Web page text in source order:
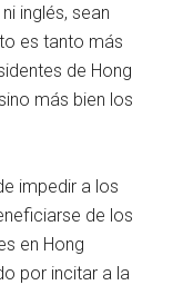
inglés, sean
es tanto más
de Hong
más bien los
impedir a los
de los
en Hong
por incitar a la